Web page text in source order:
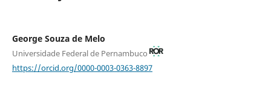
George Souza de Melo
Universidade Federal de Pernambuco
https://orcid.org/0000-0003-0363-8897